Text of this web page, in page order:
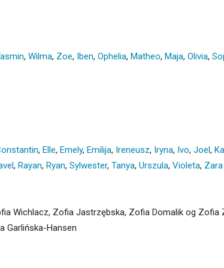
, Wilma, Zoe, Iben, Ophelia, Matheo, Maja, Olivia,
, Elle, Emely, Emilija, Ireneusz, Iryna, Ivo, Joel,
, Rayan, Ryan, Sylwester, Tanya, Urszula, Violeta, Zara
Wichlacz, Zofia Jastrzębska, Zofia Domalik og
Garlińska-Hansen